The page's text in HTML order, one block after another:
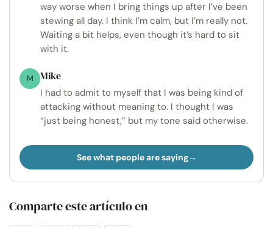
way worse when I bring things up after I’ve been
stewing all day. I think I’m calm, but I’m really not.
Waiting a bit helps, even though it’s hard to sit
with it.
M Mike
I had to admit to myself that I was being kind of
attacking without meaning to. I thought I was
“just being honest,” but my tone said otherwise.
See what people are saying
Comparte este artículo en